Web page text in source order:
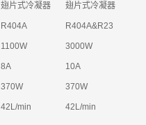
翅片式冷凝器 翅片式冷凝器
R404A R404A&R23
1100W 3000W
8A 10A
370W 370W
42L/min 42L/min